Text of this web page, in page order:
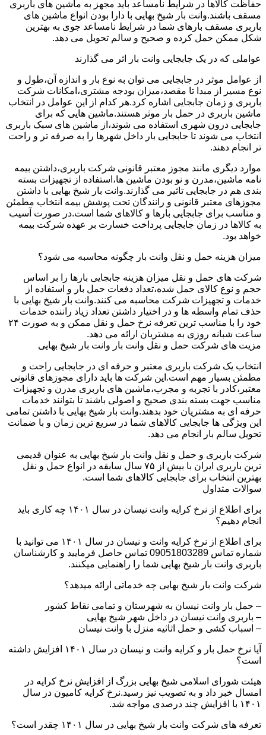
حفاظت کالاها در شرایط نامساعد باید مجهز به ماشین های باربری
مسقف باشند.وانت بار شیخ بهایی با دارا بودن انواع ماشین های
باربری مسقف بارهای شما در شرایط نامساعد جوی به بهترین
شکل ممکن حمل کرده و صحیح و سالم تحویل می دهد.
عواملی که در یک جابجایی وانت بار اثر می گذارند
از عوامل موثر در جابجایی می توان به نوع بار و اندازه آن،طول و
نوع مسیر از مبدا تا مقصد،میزان بودجه مشتری،امکانات شرکت
باربری و زمان جابجایی اشاره کرد.هر کدام از این عوامل در انتخاب
ماشین باربری در حمل بار موثر هستند.ماشین هایی که برای
جابجایی درون شهری استفاده می شوند،از ماشین های سبک باربری
انتخاب می شوند تا جابجایی بار داخل شهرها را به صرفه تر و راحت
تر انجام دهند.
موارد دیگری مانند مجوز معتبر قانونی شرکت باربری،داشتن بیمه
نامه ماشین،مدرن و نو بودن ماشین ها،استفاده از تجهیزات بسته
بندی هم در جابجایی تاثیر می گذارند.وانت بار شیخ بهایی با داشتن
مجوزهای معتبر قانونی و رانندگان تحت پوشش بیمه انتخاب مطمئن
و مناسب برای جابجایی بارها و کالاهای شما است.در صورت آسیب
به کالاها در زمان جابجایی پرداخت خسارت بر عهده شرکت بیمه
خواهد بود.
میزان هزینه حمل و نقل وانت بار چگونه محاسبه می شود؟
شرکت های حمل و نقل میزان هزینه جابجایی بارها را بر اساس
حجم و نوع کالای حمل شده،تعداد دفعات حمل بار و استفاده از
خدمات و تجهیزات شرکت محاسبه می کنند.وانت بار شیخ بهایی با
حذف تمام واسطه ها و در اختیار داشتن تعداد زیاد راننده خدمات
خود را با مناسب ترین تعرفه نرخ حمل و نقل ممکن و به صورت ۲۴
ساعت شبانه روزی به مشتریان ارائه می دهد.
مزیت های شرکت حمل و نقل وانت بار وانت بار شیخ بهایی
انتخاب یک شرکت باربری معتبر و حرفه ای در جابجایی راحت و
مطمئن بسیار مهم است.این شرکت ها باید دارای مجوزهای قانونی
معتبر،کادر با تجربه و مجرب،ماشین های باربری مدرن و تجهیزات
مناسب جهت بسته بندی صحیح و اصولی باشند تا بتوانند خدمات
حرفه ای به مشتریان خود بدهند.وانت بار شیخ بهایی با داشتن تمامی
این ویژگی ها جابجایی کالاهای شما در سریع ترین زمان و با ضمانت
تحویل سالم بار انجام می دهد.
شرکت باربری و حمل و نقل وانت بار شیخ بهایی به عنوان قدیمی
ترین باربری ایران با بیش از ۷۵ سال سابقه در انواع حمل و نقل
بهترین انتخاب برای جابجایی کالاهای شما است.
سوالات متداول
برای اطلاع از نرخ کرایه وانت نیسان در سال ۱۴۰۱ چه کاری باید
انجام دهیم؟
برای اطلاع از نرخ کرایه وانت و نیسان در سال ۱۴۰۱ می توانید با
شماره تماس 09051803289 تماس حاصل فرمایید و کارشناسان
باربری وانت بار شیخ بهایی شما را راهنمایی میکنند.
شرکت وانت بار شیخ بهایی چه خدماتی ارائه میدهد؟
– حمل بار وانت نیسان به شهرستان و تمامی نقاط کشور
– باربری وانت نیسان در داخل شهر شیخ بهایی
– اسباب کشی و حمل اثاثیه منزل با وانت نیسان
آیا نرخ حمل بار و کرایه وانت و نیسان در سال ۱۴۰۱ افزایش داشته
است؟
هیئت شورای اسلامی شیخ بهایی بزرگ از افزایش نرخ کرایه در
امسال خبر داد و به تصویب نیز رسید.نرخ کرایه کامیون در سال
۱۴۰۱ با افزایش چند درصدی مواجه شد.
تعرفه های شرکت وانت بار شیخ بهایی در سال ۱۴۰۱ چقدر است؟